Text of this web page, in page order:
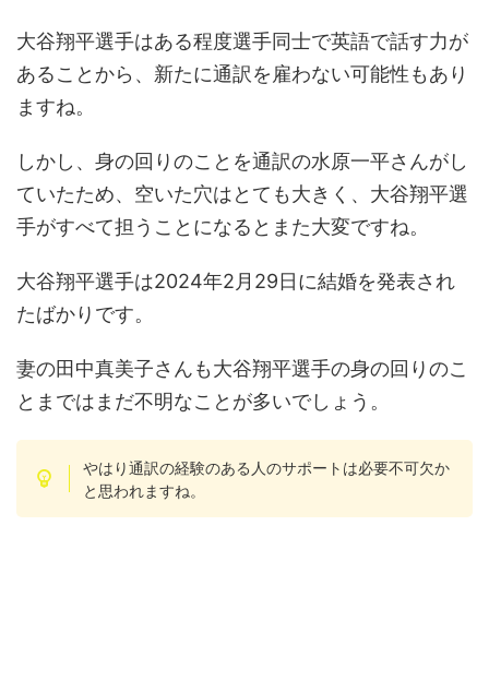
大谷翔平選手はある程度選手同士で英語で話す力が
あることから、新たに通訳を雇わない可能性もあり
ますね。
しかし、身の回りのことを通訳の水原一平さんがし
ていたため、空いた穴はとても大きく、大谷翔平選
手がすべて担うことになるとまた大変ですね。
大谷翔平選手は2024年2月29日に結婚を発表され
たばかりです。
妻の田中真美子さんも大谷翔平選手の身の回りのこ
とまではまだ不明なことが多いでしょう。
やはり通訳の経験のある人のサポートは必要不可欠か
と思われますね。